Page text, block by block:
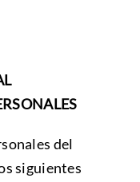
del
siguientes